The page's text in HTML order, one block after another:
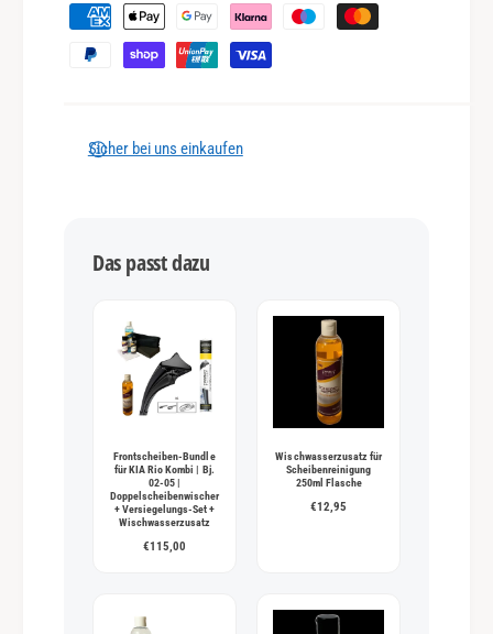
a
Sicher bei uns einkaufen
Das passt dazu
Frontscheiben-Bundle
für KIA Rio Kombi | Bj.
02-05 |
Doppelscheibenwischer
+ Versiegelungs-Set +
Wischwasserzusatz
€115,00
Wischwasserzusatz für
Scheibenreinigung
250ml Flasche
€12,95